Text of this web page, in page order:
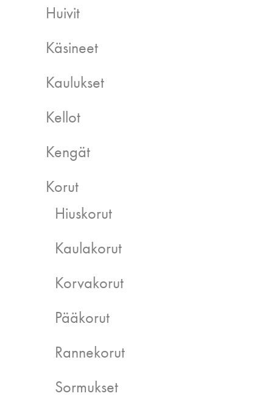
Huivit
Käsineet
Kaulukset
Kellot
Kengät
Korut
Hiuskorut
Kaulakorut
Korvakorut
Pääkorut
Rannekorut
Sormukset